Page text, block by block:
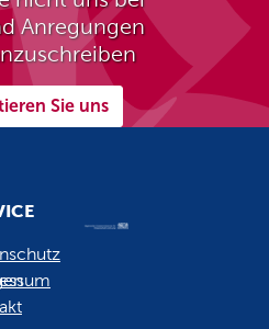
Anregungen
Sie uns